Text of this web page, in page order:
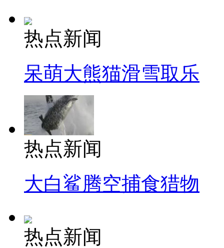
热点新闻
呆萌大熊猫滑雪取乐
热点新闻
大白鲨腾空捕食猎物
热点新闻